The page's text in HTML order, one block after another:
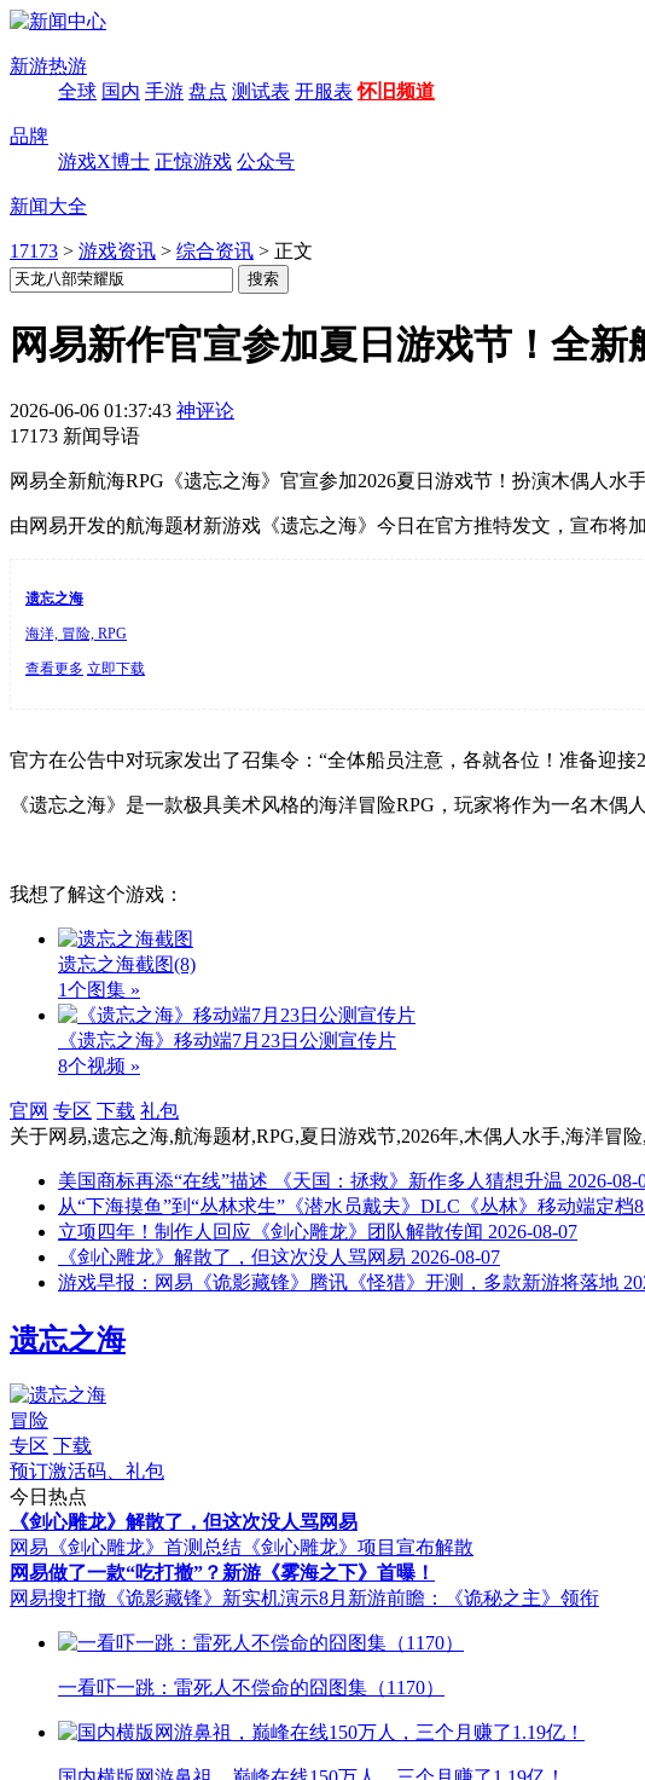
新游热游
全球 国内 手游 盘点 测试表 开服表 怀旧频道
品牌
游戏X博士 正惊游戏 公众号
新闻大全
17173 > 游戏资讯 > 综合资讯 > 正文
网易新作官宣参加夏日游戏节！全新
2026-06-06 01:37:43 神评论
17173 新闻导语
网易全新航海RPG《遗忘之海》官宣参加2026夏日游戏节！扮演木偶人
由网易开发的航海题材新游戏《遗忘之海》今日在官方推特发文，宣布将加
遗忘之海
海洋, 冒险, RPG
查看更多 立即下载
官方在公告中对玩家发出了召集令：“全体船员注意，各就各位！准备迎接
《遗忘之海》是一款极具美术风格的海洋冒险RPG，玩家将作为一名木
我想了解这个游戏：
遗忘之海截图(8)
1个图集 »
《遗忘之海》移动端7月23日公测宣传片
8个视频 »
官网 专区 下载 礼包
关于网易,遗忘之海,航海题材,RPG,夏日游戏节,2026年,木偶人水手,海洋冒
美国商标再添“在线”描述 《天国：拯救》新作多人猜想升温 2026-08-
从“下海摸鱼”到“丛林求生”《潜水员戴夫》DLC《丛林》移动端定档8
立项四年！制作人回应《剑心雕龙》团队解散传闻 2026-08-07
《剑心雕龙》解散了，但这次没人骂网易 2026-08-07
游戏早报：网易《诡影藏锋》腾讯《怪猎》开测，多款新游将落地
遗忘之海
冒险
专区 下载
预订激活码、礼包
今日热点
《剑心雕龙》解散了，但这次没人骂网易
网易《剑心雕龙》首测总结 《剑心雕龙》项目宣布解散
网易做了一款“吃打撤”？新游《雾海之下》首曝！
网易搜打撤《诡影藏锋》新实机演示8月新游前瞻：《诡秘之主》领衔
一看吓一跳：雷死人不偿命的囧图集（1170）